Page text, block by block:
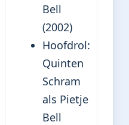
Bell
(2002)
Hoofdrol:
Quinten
Schram
als Pietje
Bell